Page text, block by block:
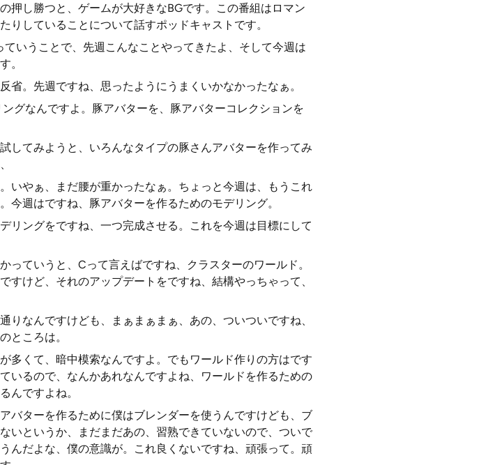
押し勝つと、ゲームが大好きなBGです。この番組はロマン
りしていることについて話すポッドキャストです。
いうことで、先週こんなことやってきたよ、そして今週は
。
省。先週ですね、思ったようにうまくいかなかったなぁ。
グなんですよ。豚アバターを、豚アバターコレクションを
してみようと、いろんなタイプの豚さんアバターを作ってみ
いやぁ、まだ腰が重かったなぁ。ちょっと今週は、もうこれ
週はですね、豚アバターを作るためのモデリング。
リングをですね、一つ完成させる。これを今週は目標にして
っていうと、Cって言えばですね、クラスターのワールド。
すけど、それのアップデートをですね、結構やっちゃって、
りなんですけども、まぁまぁまぁ、あの、ついついですね、
ところは。
多くて、暗中模索なんですよ。でもワールド作りの方はです
いるので、なんかあれなんですよね、ワールドを作るための
んですよね。
バターを作るために僕はブレンダーを使うんですけども、ブ
いというか、まだまだあの、習熟できていないので、ついで
んだよな、僕の意識が。これ良くないですね、頑張って。頑